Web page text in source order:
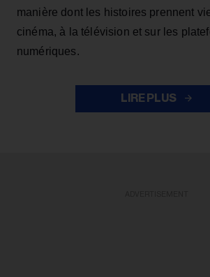
manière dont les histoires prennent
cinéma, à la télévision et sur les
numériques.
LIRE PLUS